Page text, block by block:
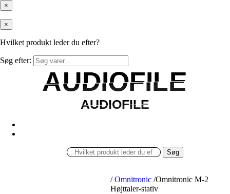
×
×
Hvilket produkt leder du efter?
Søg efter:
AUDIOFILE
AUDIOFILE
AUDIOFILE
AUDIOFILE
Søg
/ Omnitronic /Omnitronic M-2
Højttaler-stativ